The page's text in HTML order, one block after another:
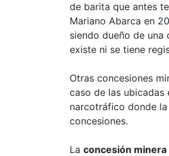
de barita que antes
Mariano Abarca en
siendo dueño de una
existe ni se tiene
Otras concesiones
caso de las
narcotráfico donde
concesiones.
La concesión minera